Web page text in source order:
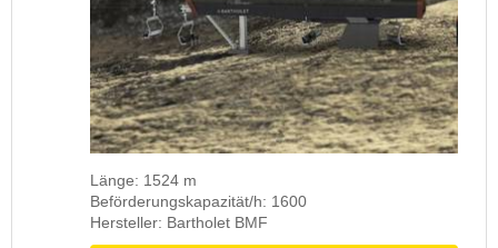
Länge: 1524 m
Beförderungskapazität/h: 1600
Hersteller: Bartholet BMF